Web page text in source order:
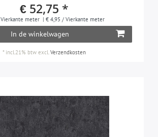
€ 52,75 *
Vierkante meter | € 4,95 / Vierkante meter
In de winkelwagen
* incl.21% btw excl.Verzendkosten